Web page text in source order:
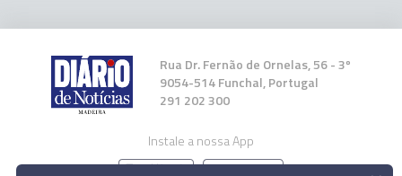
Rua Dr. Fernão de Ornelas, 56 - 3º
9054-514 Funchal, Portugal
291 202 300
Instale a nossa App